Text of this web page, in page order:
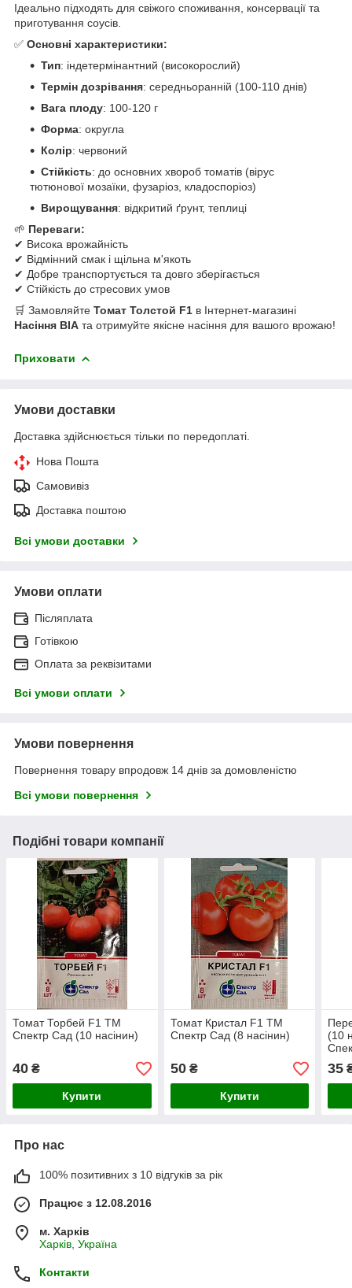
Ідеально підходять для свіжого споживання, консервації та
приготування соусів.
✅ Основні характеристики:
Тип: індетермінантний (високорослий)
Термін дозрівання: середньоранній (100-110 днів)
Вага плоду: 100-120 г
Форма: округла
Колір: червоний
Стійкість: до основних хвороб томатів (вірус
тютюнової мозаїки, фузаріоз, кладоспоріоз)
Вирощування: відкритий ґрунт, теплиці
🌱 Переваги:
✔ Висока врожайність
✔ Відмінний смак і щільна м'якоть
✔ Добре транспортується та довго зберігається
✔ Стійкість до стресових умов
🛒 Замовляйте Томат Толстой F1 в Інтернет-магазині
Насіння ВІА та отримуйте якісне насіння для вашого врожаю!
Приховати
Умови доставки
Доставка здійснюється тільки по передоплаті.
Нова Пошта
Самовивіз
Доставка поштою
Всі умови доставки
Умови оплати
Післяплата
Готівкою
Оплата за реквізитами
Всі умови оплати
Умови повернення
Повернення товару впродовж 14 днів за домовленістю
Всі умови повернення
Подібні товари компанії
Томат Торбей F1 ТМ
Спектр Сад (10 насінин)
40 ₴
Купити
Томат Кристал F1 ТМ
Спектр Сад (8 насінин)
50₴
Купити
(10
35
Про нас
100% позитивних з 10 відгуків за рік
Працює з 12.08.2016
м. Харків
Харків, Україна
Контакти